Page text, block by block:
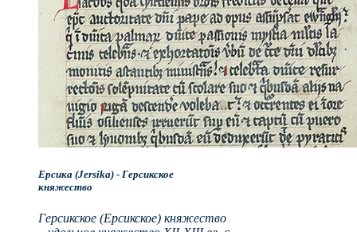
Ерсика (Jersika) - Герсикское
княжество
Герсикское (Ерсикское) княжество